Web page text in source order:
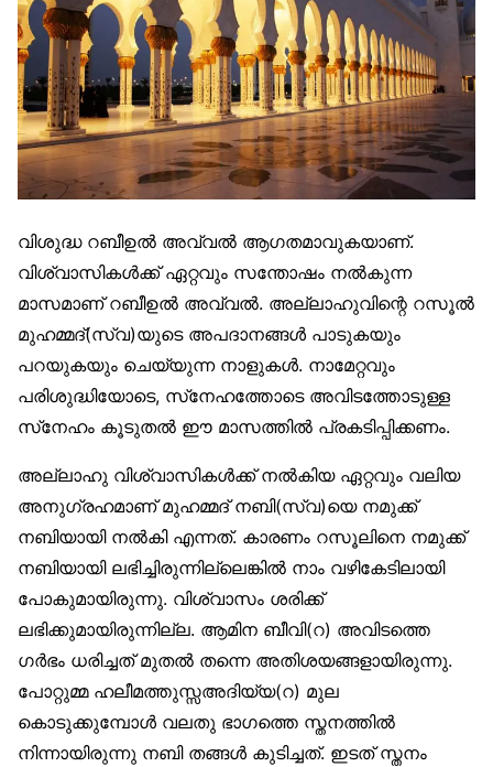
വിശുദ്ധ റബീഉൽ അവ്വൽ ആഗതമാവുകയാണ്.
വിശ്വാസികൾക്ക് ഏറ്റവും സന്തോഷം നൽകുന്ന
മാസമാണ് റബീഉൽ അവ്വൽ. അല്ലാഹുവിന്റെ റസൂൽ
മുഹമ്മദ്(സ്വ)യുടെ അപദാനങ്ങൾ പാടുകയും
പറയുകയും ചെയ്യുന്ന നാളുകൾ. നാമേറ്റവും
പരിശുദ്ധിയോടെ, സ്‌നേഹത്തോടെ അവിടത്തോടുള്ള
സ്‌നേഹം കൂടുതൽ ഈ മാസത്തിൽ പ്രകടിപ്പിക്കണം.
അല്ലാഹു വിശ്വാസികൾക്ക് നൽകിയ ഏറ്റവും വലിയ
അനുഗ്രഹമാണ് മുഹമ്മദ് നബി(സ്വ)യെ നമുക്ക്
നബിയായി നൽകി എന്നത്. കാരണം റസൂലിനെ നമുക്ക്
നബിയായി ലഭിച്ചിരുന്നില്ലെങ്കിൽ നാം വഴികേടിലായി
പോകുമായിരുന്നു. വിശ്വാസം ശരിക്ക്
ലഭിക്കുമായിരുന്നില്ല. ആമിന ബീവി(റ) അവിടത്തെ
ഗർഭം ധരിച്ചത് മുതൽ തന്നെ അതിശയങ്ങളായിരുന്നു.
പോറ്റുമ്മ ഹലീമത്തുസ്സഅദിയ്യ(റ) മുല
കൊടുക്കുമ്പോൾ വലതു ഭാഗത്തെ സ്തനത്തിൽ
നിന്നായിരുന്നു നബി തങ്ങൾ കുടിച്ചത്. ഇടത് സ്തനം